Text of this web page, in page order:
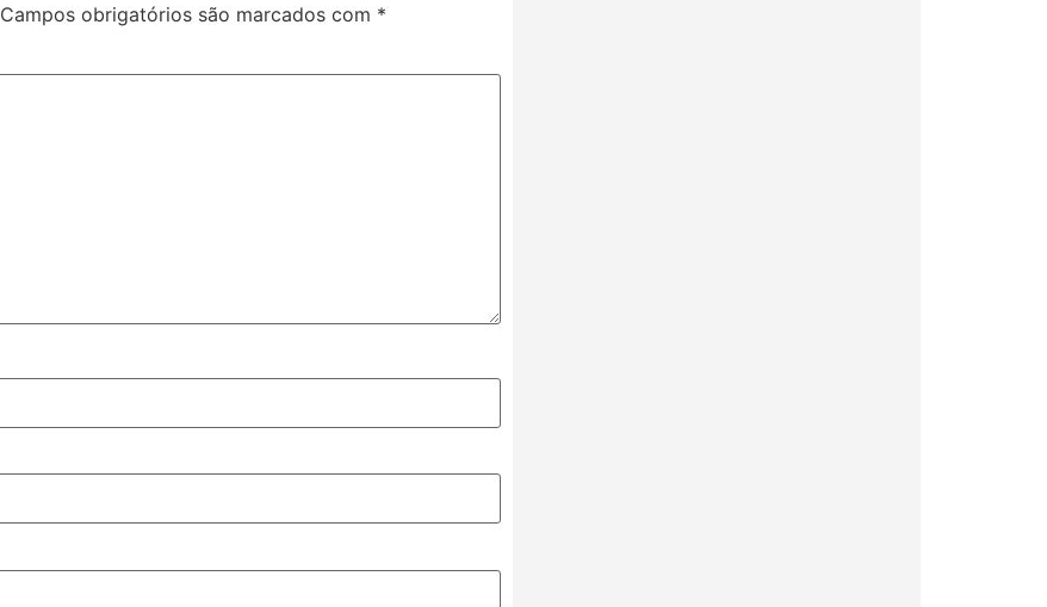
Campos obrigatórios são marcados com *